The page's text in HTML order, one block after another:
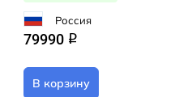
Россия
79990 q
В корзину